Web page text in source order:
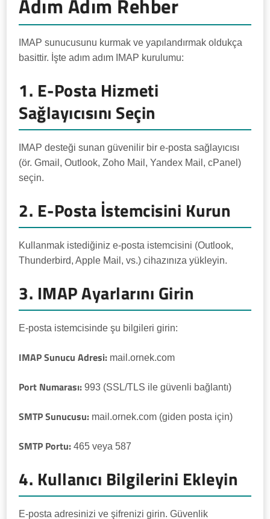
Adım Adım Rehber
IMAP sunucusunu kurmak ve yapılandırmak oldukça
basittir. İşte adım adım IMAP kurulumu:
1. E-Posta Hizmeti
Sağlayıcısını Seçin
IMAP desteği sunan güvenilir bir e-posta sağlayıcısı
(ör. Gmail, Outlook, Zoho Mail, Yandex Mail, cPanel)
seçin.
2. E-Posta İstemcisini Kurun
Kullanmak istediğiniz e-posta istemcisini (Outlook,
Thunderbird, Apple Mail, vs.) cihazınıza yükleyin.
3. IMAP Ayarlarını Girin
E-posta istemcisinde şu bilgileri girin:
IMAP Sunucu Adresi: mail.ornek.com
Port Numarası: 993 (SSL/TLS ile güvenli bağlantı)
SMTP Sunucusu: mail.ornek.com (giden posta için)
SMTP Portu: 465 veya 587
4. Kullanıcı Bilgilerini Ekleyin
E-posta adresinizi ve şifrenizi girin. Güvenlik